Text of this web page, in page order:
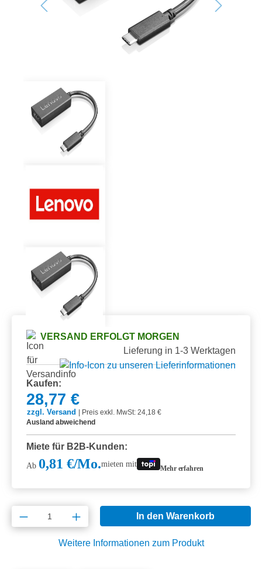
VERSAND ERFOLGT MORGEN
Lieferung in 1-3 Werktagen
Kaufen:
28,77 €
zzgl. Versand
Preis exkl. MwSt: 24,18 €
Ausland abweichend
Miete für B2B-Kunden:
Ab 0,81 €/Mo.mieten mit Mehr erfahren
Produkt Anzahl: Gib den gewünschten
In den Warenkorb
Weitere Informationen zum Produkt